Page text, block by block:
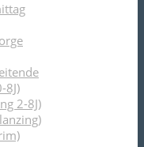
8J)
2-8J)